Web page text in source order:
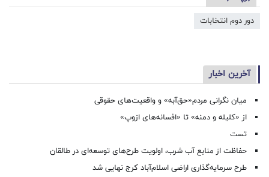
دور دوم انتخابات
آخرین اخبار
میان نگرانی مردم«حق‌آبه» و واقعیت‌های حقوقی
از «کلیله و دمنه» تا «افسانه‌های ازوپ»
تست
حفاظت از منابع آب شرب، اولویت طرح‌های توسعه‌ای در طالقان
طرح سرمایه‌گذاری اراضی اسلام‌آباد کرج نهایی شد